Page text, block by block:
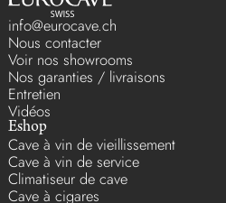
info@eurocave.ch
Nous contacter
Voir nos showrooms
Nos garanties / livraisons
Entretien
Vidéos
Eshop
Cave à vin de vieillissement
Cave à vin de service
Climatiseur de cave
Cave à cigares